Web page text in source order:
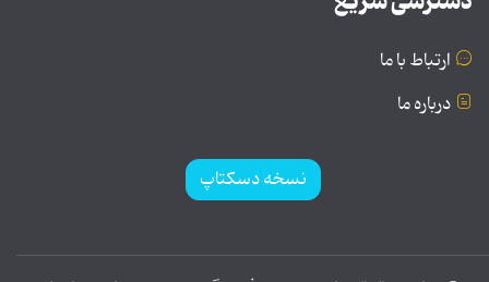
ارتباط با ما
درباره ما
نسخه دسکتاپ